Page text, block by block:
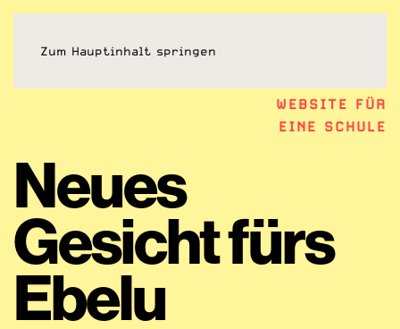
Zum Hauptinhalt springen
WEBSITE FÜR
EINE SCHULE
Neues
Gesicht fürs
Ebelu